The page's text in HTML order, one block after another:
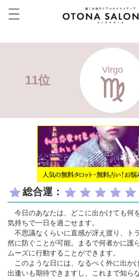
11位
Virgo
総合運：
今日のあなたは、どこに出かけても何
気持ちで一日を過ごせます。
不思議なくらいに直感が冴え渡り、ト
然に防ぐことが可能。まるで何者かに護
ムーズに行動することができます。
このような日には、なるべく外に出か
出逢いも期待できますし、これまで知ら